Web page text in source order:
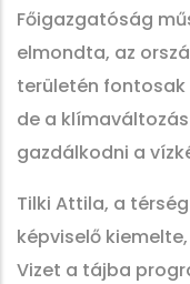
Főigazgatóság
elmondta, az
területén fontosak
de a
gazdálkodni a
Tilki Attila, a
képviselő
Vizet a tájba